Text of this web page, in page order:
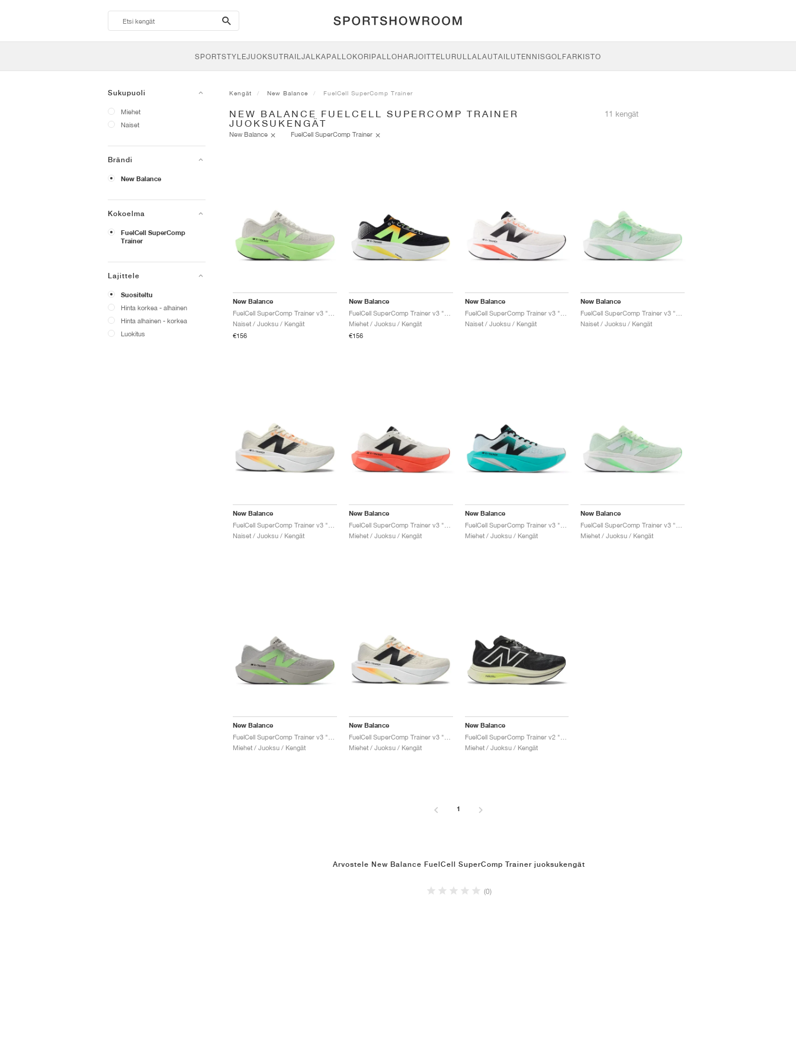
search-
btn
SPORTSTYLEJUOKSUTRAILJALKAPALLOKORIPALLOHARJOITTELU RULLALAUTAILUTENNISGOLFARKISTO
Sukupuoli
Miehet
Naiset
Brändi
New Balance
Kokoelma
FuelCell SuperComp
Trainer
Lajittele
Suositeltu
Hinta korkea - alhainen
Hinta alhainen - korkea
Luokitus
Kengät New Balance FuelCell SuperComp Trainer
NEW BALANCE FUELCELL SUPERCOMP TRAINER
JUOKSUKENGÄT
11 kengät
New Balance FuelCell SuperComp Trainer
New Balance
Naiset / Juoksu / Kengät
€156
New Balance
Miehet / Juoksu / Kengät
€156
New Balance
Naiset / Juoksu / Kengät
New Balance
Naiset / Juoksu / Kengät
New Balance
Naiset / Juoksu / Kengät
New Balance
Miehet / Juoksu / Kengät
New Balance
Miehet / Juoksu / Kengät
New Balance
Miehet / Juoksu / Kengät
New Balance
Miehet / Juoksu / Kengät
New Balance
Miehet / Juoksu / Kengät
New Balance
Miehet / Juoksu / Kengät
1
Arvostele New Balance FuelCell SuperComp Trainer juoksukengät
(0)